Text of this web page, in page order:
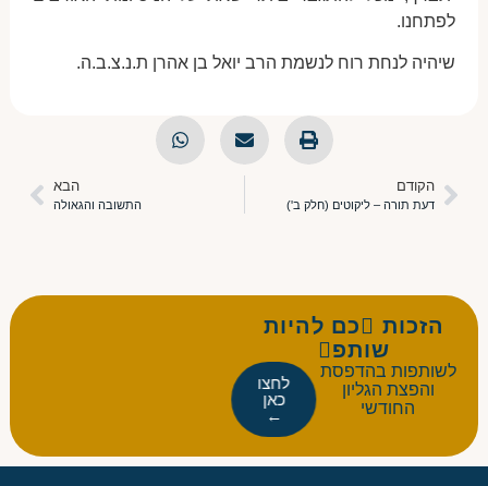
לפתחנו.
שיהיה לנחת רוח לנשמת הרב יואל בן אהרן ת.נ.צ.ב.ה.
הקודם
דעת תורה – ליקוטים (חלק ב')
הבא
התשובה והגאולה
הזכות כם להיות
שותפ
לשותפות בהדפסת
והפצת הגליון
החודשי
לחצו
כאן
←